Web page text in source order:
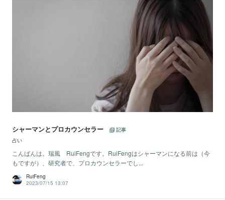
シャーマンとプロカウンセラー
記事
占い
こんばんは。瑞風 RuiFengです。RuiFengはシャーマンになる前は（今
もですが）、研究者で、プロカウンセラーでし...
RuiFeng
2023/07/15 13:07